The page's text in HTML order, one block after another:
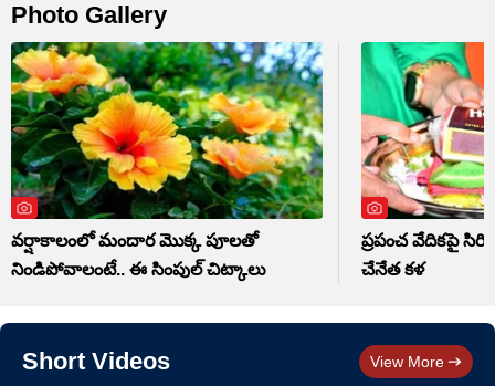
Photo Gallery
వర్షాకాలంలో మందార మొక్క పూలతో
నిండిపోవాలంటే.. ఈ సింపుల్ చిట్కాలు
ప్రపంచ వేదికపై
చేనేత కళ
Short Videos View More